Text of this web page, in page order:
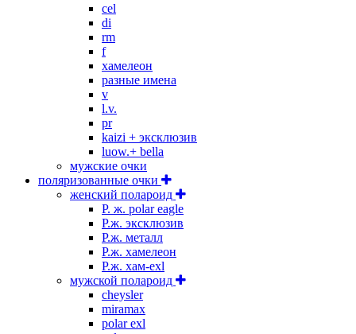
cel
di
rm
f
хамелеон
разные имена
v
l.v.
pr
kaizi + эксклюзив
luow.+ bella
мужские очки
поляризованные очки
женский полароид
P. ж. polar eagle
P.ж. эксклюзив
Р.ж. металл
P.ж. хамелеон
Р.ж. хам-exl
мужской полароид
cheysler
miramax
polar exl